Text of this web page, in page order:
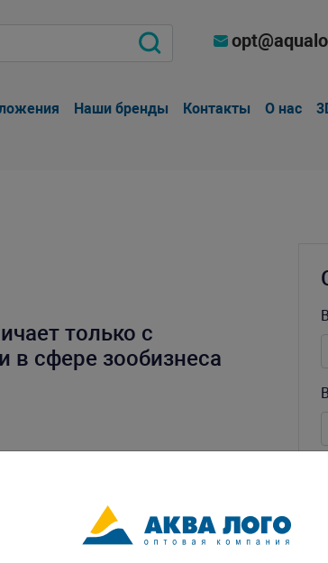
Наши бренды Контакты О нас
только с
сфере зообизнеса